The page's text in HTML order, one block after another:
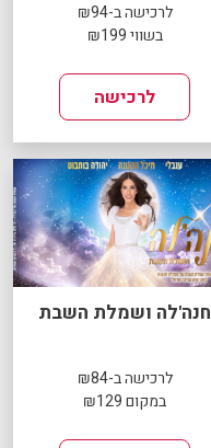
לרכישה ב-₪94
בשווי ₪199
לרכישה
חנה'לה ושמלת השבת
לרכישה ב-₪84
במקום ₪129